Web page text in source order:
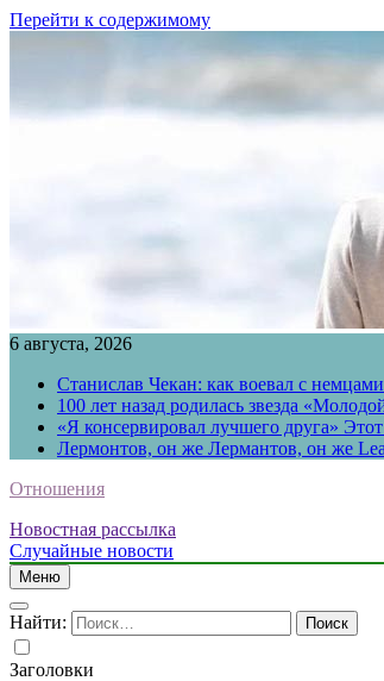
Перейти к содержимому
6 августа, 2026
Станислав Чекан: как воевал с
100 лет назад родилась звезда
«Я консервировал лучшего друга»
Лермонтов, он же Лермантов, он же
Отношения
Новостная рассылка
Случайные новости
Меню
Найти:
Заголовки